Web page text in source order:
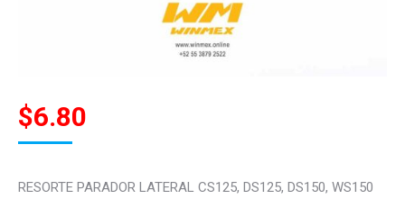
$6.80
RESORTE PARADOR LATERAL CS125, DS125, DS150, WS150